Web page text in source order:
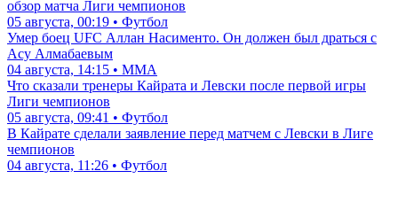
обзор матча Лиги чемпионов
05 августа, 00:19 • Футбол
Умер боец UFC Аллан Насименто. Он должен был драться с
Асу Алмабаевым
04 августа, 14:15 • ММА
Что сказали тренеры Кайрата и Левски после первой игры
Лиги чемпионов
05 августа, 09:41 • Футбол
В Кайрате сделали заявление перед матчем с Левски в Лиге
чемпионов
04 августа, 11:26 • Футбол